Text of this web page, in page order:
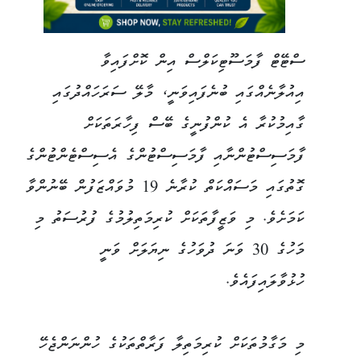
ސްޓޭޓް ފާމަސޫޓިކަލްސް އިން ކޮށްފައިވާ
އިއުލާނެއްގައި ބުނެފައިވަނީ، މާލޭ ސަރަހައްދުގައި
ގާއިމުކުރާ އެ ކުންފުނީގެ ބޭސް ފިހާރަތަކަށް
ފާމަސިސްޓުންނާއި ފާމަސިސްޓުންގެ އެސިސްޓެންޓުންގެ
ގޮތުގައި މަސައްކަތް ކުރާނެ 19 މުވައްޒަފުން ބޭނުންވާ
ކަމަށެވެ. މި ވަޒީފާތަކަށް ކުރިމަތިލުމުގެ ފުރުސަތު މި
މަހުގެ 30 ވަނަ ދުވަހުގެ ނިޔަލަށް ވަނީ
ހުޅުވާލައިފައެވެ.
މި މަގާމުތަކަށް ކުރިމަތިލާ ފަރާތްތަކުގެ ހުންނަންޖެހޭ